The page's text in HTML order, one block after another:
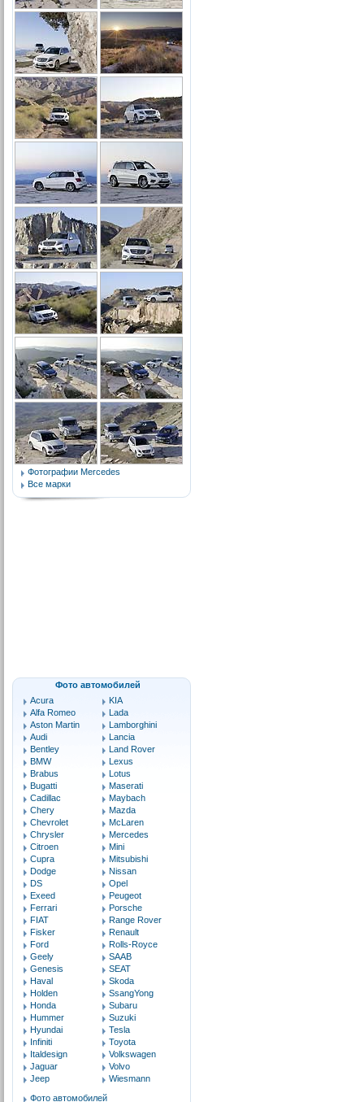
Фотографии Mercedes
Все марки
Фото автомобилей
Acura
Alfa Romeo
Aston Martin
Audi
Bentley
BMW
Brabus
Bugatti
Cadillac
Chery
Chevrolet
Chrysler
Citroen
Cupra
Dodge
DS
Exeed
Ferrari
FIAT
Fisker
Ford
Geely
Genesis
Haval
Holden
Honda
Hummer
Hyundai
Infiniti
Italdesign
Jaguar
Jeep
KIA
Lada
Lamborghini
Lancia
Land Rover
Lexus
Lotus
Maserati
Maybach
Mazda
McLaren
Mercedes
Mini
Mitsubishi
Nissan
Opel
Peugeot
Porsche
Range Rover
Renault
Rolls-Royce
SAAB
SEAT
Skoda
SsangYong
Subaru
Suzuki
Tesla
Toyota
Volkswagen
Volvo
Wiesmann
Фото автомобилей